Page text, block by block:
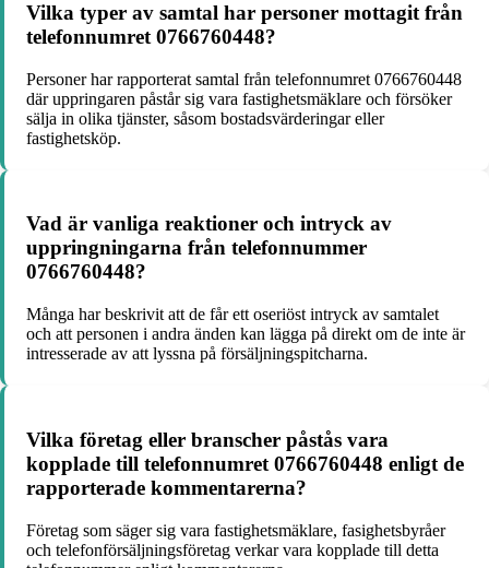
Vilka typer av samtal har personer mottagit från
telefonnumret 0766760448?
Personer har rapporterat samtal från telefonnumret 0766760448
där uppringaren påstår sig vara fastighetsmäklare och försöker
sälja in olika tjänster, såsom bostadsvärderingar eller
fastighetsköp.
Vad är vanliga reaktioner och intryck av
uppringningarna från telefonnummer
0766760448?
Många har beskrivit att de får ett oseriöst intryck av samtalet
och att personen i andra änden kan lägga på direkt om de inte är
intresserade av att lyssna på försäljningspitcharna.
Vilka företag eller branscher påstås vara
kopplade till telefonnumret 0766760448 enligt de
rapporterade kommentarerna?
Företag som säger sig vara fastighetsmäklare, fasighetsbyråer
och telefonförsäljningsföretag verkar vara kopplade till detta